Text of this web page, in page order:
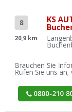
8
20,9 km
KS
Brauchen Sie
Rufen Sie uns
0800-210